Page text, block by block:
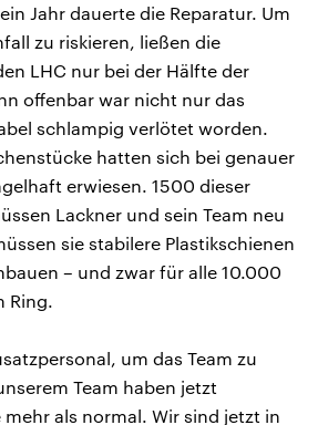
Jahr dauerte die Reparatur. Um
zu riskieren, ließen die
LHC nur bei der Hälfte der
offenbar war nicht nur das
schlampig verlötet worden.
hatten sich bei genauer
erwiesen. 1500 dieser
Lackner und sein Team neu
sie stabilere Plastikschienen
– und zwar für alle 10.000
Ring.
um das Team zu
Team haben jetzt
als normal. Wir sind jetzt in